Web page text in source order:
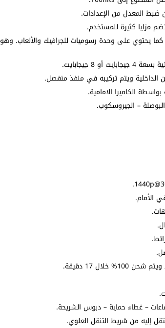
جي 96 ثماني النواة بتردد يصل إلى 2.05 جيجاهرتز كما يحتوي على وحدة رسوميات للجرافيك والألعاب. وهو
ويتم تركيبه في منفذ منفصل.
الكاميرا الامامية.
– الجيروسكوب.
إليه من شريط التنقل العلوي.